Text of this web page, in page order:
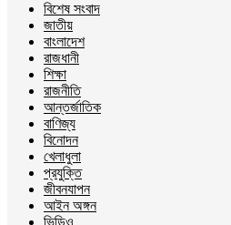
বিশেষ সংবাদ
জাতীয়
বাংলাদেশ
রাজধানী
শিক্ষা
রাজনীতি
আন্তর্জাতিক
বাণিজ্য
বিনোদন
খেলাধুলা
প্রযুক্তি
জীবনযাপন
আইন অঙ্গন
ভিডিও